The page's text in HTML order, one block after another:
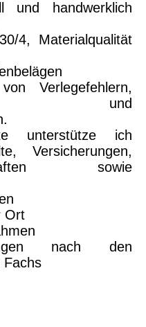
und handwerklich
4, Materialqualität
Verlegefehlern,
und
unterstütze ich
Versicherungen,
sowie
Ort
nach den
Fachs